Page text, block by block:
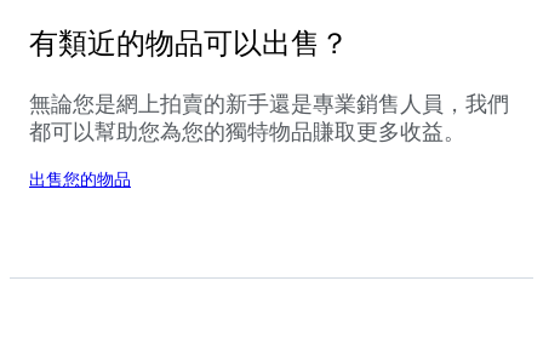
有類近的物品可以出售？
無論您是網上拍賣的新手還是專業銷售人員，我們
都可以幫助您為您的獨特物品賺取更多收益。
出售您的物品